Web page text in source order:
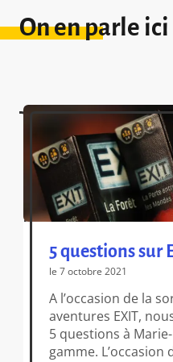
On en parle ici
5 questions sur
le 7 octobre 2021
A l’occasion de la
aventures EXIT,
5 questions à
gamme.